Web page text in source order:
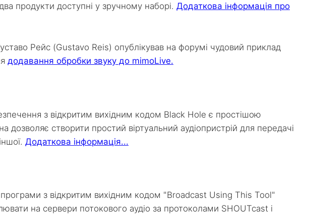
продукти доступні у зручному наборі. Додаткова інформація про
Рейс (Gustavo Reis) опублікував на форумі чудовий приклад
додавання обробки звуку до mimoLive.
з відкритим вихідним кодом Black Hole є простішою
дозволяє створити простий віртуальний аудіопристрій для передачі
Додаткова інформація...
з відкритим вихідним кодом "Broadcast Using This Tool"
на сервери потокового аудіо за протоколами SHOUTcast і